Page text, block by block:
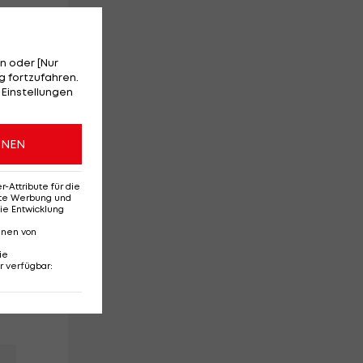
oder [Nur
fortzufahren.
Attribute für die
Werbung und
Entwicklung
von
verfügbar: